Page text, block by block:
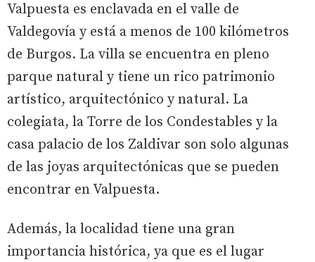
Valpuesta es enclavada en el valle de
Valdegovía y está a menos de 100 kilómetros
de Burgos. La villa se encuentra en pleno
parque natural y tiene un rico patrimonio
artístico, arquitectónico y natural. La
colegiata, la Torre de los Condestables y la
casa palacio de los Zaldivar son solo algunas
de las joyas arquitectónicas que se pueden
encontrar en Valpuesta.
Además, la localidad tiene una gran
importancia histórica, ya que es el lugar